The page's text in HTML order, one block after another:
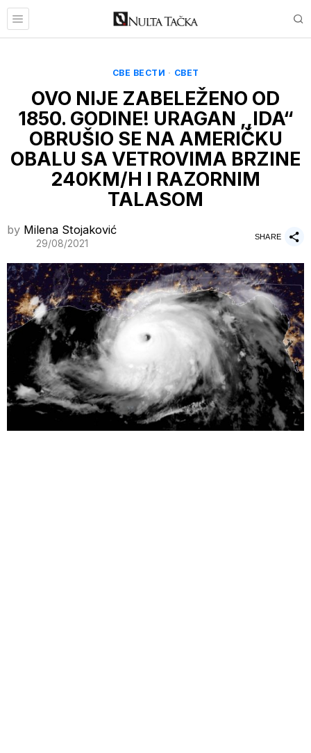
СВЕ ВЕСТИ · СВЕТ
OVO NIJE ZABELEŽENO OD
1850. GODINE! URAGAN ,,IDA“
OBRUŠIO SE NA AMERIČKU
OBALU SA VETROVIMA BRZINE
240KM/H I RAZORNIM
TALASOM
by Milena Stojaković
29/08/2021
SHARE